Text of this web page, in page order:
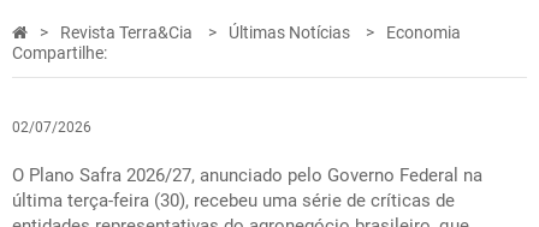
Revista Terra&Cia Últimas Notícias
Economia
Compartilhe:
02/07/2026
O Plano Safra 2026/27, anunciado pelo Governo Federal na
última terça-feira (30), recebeu uma série de críticas de